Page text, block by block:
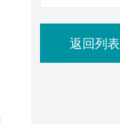
返回列表